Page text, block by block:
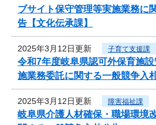
ブサイト保守管理等実施業務に
告【文化伝承課】
2025年3月12日更新 子育て支援課
令和7年度岐阜県認可外保育施
施業務委託に関する一般競争入
2025年3月12日更新 障害福祉課
岐阜県介護人材確保・職場環境